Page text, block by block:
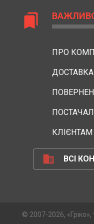
bookmarks
ПРО
КЛІЄНТАМ
business ВСІ
© 2007-2026,